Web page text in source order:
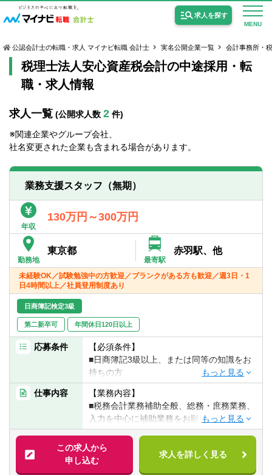
MENU
求人を探す
USCPA（米国公認会計士）の求人
個別転職相談会・セミナー
転職お役立ち情報
非公開求人とは？
サービス紹介
業界情報
求人情報
公認会計士の転職・求人 マイナビ転職 会計士 実名公開企業一覧 会計事務所・
税理士法人安心資産税会計の中途採用・転
職・求人情報
求人一覧 (公開求人数 2 件)
※関連企業やグループ会社、
社名変更された企業も含まれる場合があります。
業務支援スタッフ（無期）
年収
130万円～300万円
勤務地
東京都
最寄駅
赤羽駅、他
未経験OK／試験勉強中の方歓迎／ブランクがある方も歓迎／週3日・1
日4時間以上／社員登用制度あり
日商簿記検定3級
第二新卒可 年間休日120日以上
応募条件
【必須条件】
■日商簿記3級以上、または同等の知識をお
持ちの方
■社会人経験1年以上の方
※会計事務所での実務経験をお持ちの方は歓
迎！
仕事内容
【業務内容】
■税務会計業務補助全般、総務・庶務業務、
入力を中心に補助業務をお願いいたしま
す。
【具体的には】
■仕訳、入力
この求人から
申し込む
求人を詳しく見る